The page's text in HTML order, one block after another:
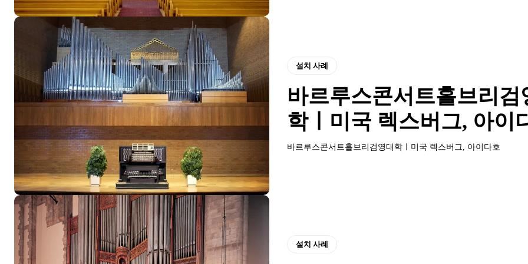
설치 사례
바르루스콘서트홀브리검
학ㅣ미국 렉스버그, 아이
바르루스콘서트홀브리검영대학ㅣ미국 렉스버그, 아이다호
설치 사례